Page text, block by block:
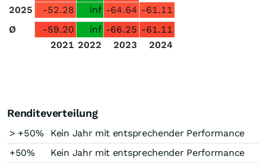
2025
-52.28 inf -64.64 -61.11
Ø
-59.20 inf -66.25 -61.11
2021 2022 2023 2024
Renditeverteilung
> +50%
Kein Jahr mit entsprechender Performance
+50%
Kein Jahr mit entsprechender Performance